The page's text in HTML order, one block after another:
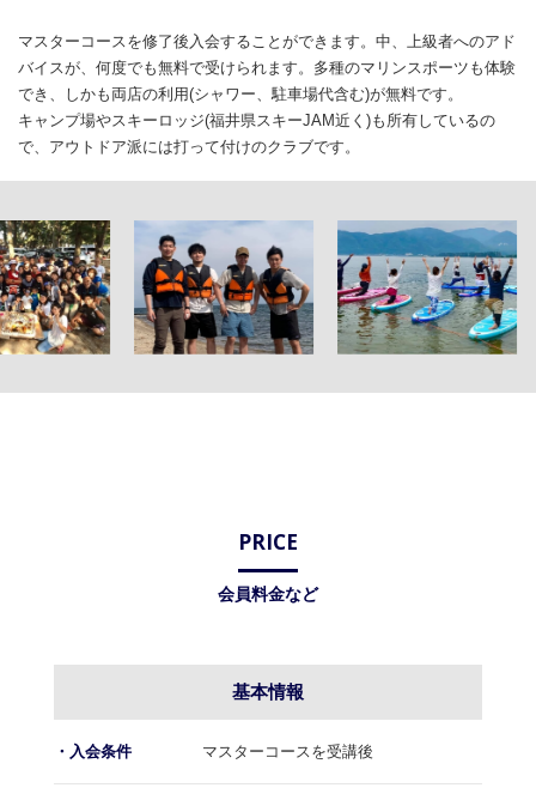
マスターコースを修了後入会することができます。中、上級者へのアド
バイスが、何度でも無料で受けられます。多種のマリンスポーツも体験
でき、しかも両店の利用(シャワー、駐車場代含む)が無料です。
キャンプ場やスキーロッジ(福井県スキーJAM近く)も所有しているの
で、アウトドア派には打って付けのクラブです。
PRICE
会員料金など
基本情報
・入会条件 マスターコースを受講後